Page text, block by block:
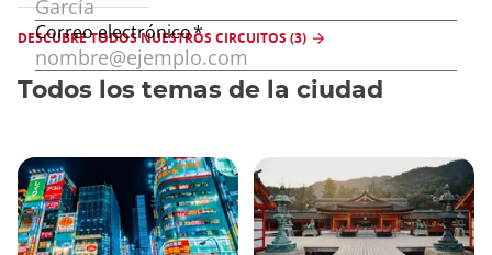
DESCUBRE TODOS NUESTROS CIRCUITOS (3)
Todos los temas de la ciudad